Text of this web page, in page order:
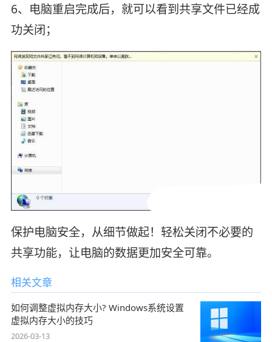
6、电脑重启完成后，就可以看到共享文件已经成
功关闭；
保护电脑安全，从细节做起！轻松关闭不必要的
共享功能，让电脑的数据更加安全可靠。
相关文章
如何调整虚拟内存大小? Windows系统设置
虚拟内存大小的技巧
2026-03-13